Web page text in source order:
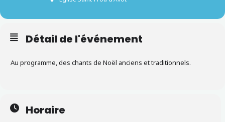
Détail de l'événement
Au programme, des chants de Noël anciens et traditionnels.
Horaire